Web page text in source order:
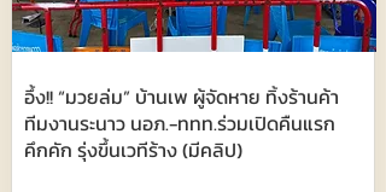
อึ้ง!! “มวยล่ม” บ้านเพ ผู้จัดหาย ทิ้งร้านค้า
ทีมงานระนาว นอภ.-ททท.ร่วมเปิดคืนแรก
คึกคัก รุ่งขึ้นเวทีร้าง (มีคลิป)